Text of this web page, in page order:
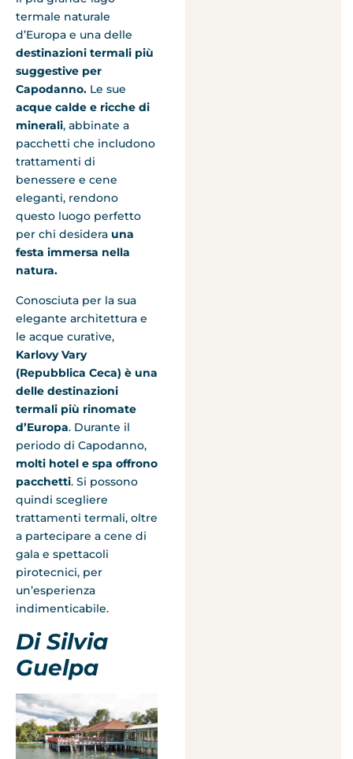
termale naturale
d’Europa e una delle
destinazioni termali più
suggestive per
Capodanno. Le sue
acque calde e ricche di
minerali, abbinate a
pacchetti che includono
trattamenti di
benessere e cene
eleganti, rendono
questo luogo perfetto
per chi desidera una
festa immersa nella
natura​.
Conosciuta per la sua
elegante architettura e
le acque curative,
Karlovy Vary
(Repubblica Ceca) è una
delle destinazioni
termali più rinomate
d’Europa. Durante il
periodo di Capodanno,
molti hotel e spa offrono
pacchetti. Si possono
quindi scegliere
trattamenti termali, oltre
a partecipare a cene di
gala e spettacoli
pirotecnici, per
un’esperienza
indimenticabile​.
Di Silvia
Guelpa